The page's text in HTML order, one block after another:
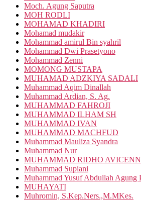
Moch. Agung Saputra
MOH RODLI
MOHAMAD KHADIRI
Mohamad mudakir
Mohammad amirul Bin syahril
Mohammad Dwi Prasetyono
Mohammad Zenni
MOMONG MUSTAPA
MUHAMAD ADZKIYA SADALI
Muhammad Aqim Dinallah
Muhammad Ardian, S. Ag.
MUHAMMAD FAHROJI
MUHAMMAD ILHAM SH
MUHAMMAD IVAN
MUHAMMAD MACHFUD
Muhammad Mauliza Syandra
Muhammad Nur
MUHAMMAD RIDHO
Muhammad Supiani
Muhammad Yusuf Abdullah Agung
MUHAYATI
Muhromin, S.Kep.Ners.,M.MKes.